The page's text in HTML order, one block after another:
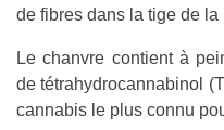
de fibres dans la tige de
Le chanvre contient à
de tétrahydrocannabinol
cannabis le plus connu